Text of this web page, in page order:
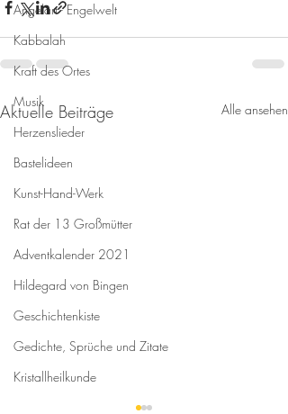
Angelart - Engelwelt
Kabbalah
Kraft des Ortes
Musik
Herzenslieder
Bastelideen
Kunst-Hand-Werk
Rat der 13 Großmütter
Adventkalender 2021
Hildegard von Bingen
Geschichtenkiste
Gedichte, Sprüche und Zitate
Kristallheilkunde
Aktuelle Beiträge Alle ansehen